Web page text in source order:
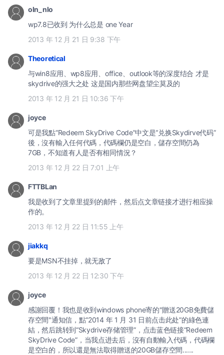
oln_nlo
wp7.8已收到 为什么总是 one Year
2013 年 12 月 21 日 9:38 下午
Theoretical
与win8应用、wp8应用、office、outlook等的深度结合 才是
skydrive的强大之处 这是国内那些网盘望尘莫及的
2013 年 12 月 21 日 10:36 下午
joyce
可是我點“Redeem SkyDrive Code”中文是“兑换Skydirve代码”
後，沒有輸入任何代碼，代碼欄仍是空白，儲存空間仍為
7GB，不知道有人是否有相同情況？
2013 年 12 月 22 日 7:01 上午
FTTBLan
我是收到了文章里提到的邮件，然后点文章链接才进行相应操
作的。
2013 年 12 月 22 日 11:55 上午
jiakkq
要是MSN不挂掉，就无敌了
2013 年 12 月 22 日 12:30 下午
joyce
感謝回覆！我也是收到windows phone寄的"贈送20GB免費儲
存空間"通知信，點“2014 年 1 月 31 日前点击此处”的綠色連
結，然后跳转到“Skydrive存储管理”，点击蓝色链接“Redeem
SkyDrive Code”，当我点进去后，沒有自動輸入代碼，代碼欄
是空白的，所以還是無法取得贈送的20GB儲存空間......